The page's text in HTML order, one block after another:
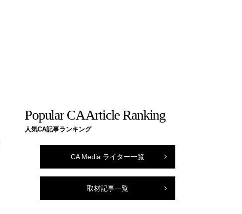
Popular CA Article Ranking
人気CA記事ランキング
CA Media ライター一覧
取材記事一覧